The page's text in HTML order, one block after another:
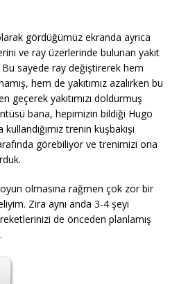
gördüğümüz ekranda ayrıca
ve ray üzerlerinde bulunan yakıt
Bu sayede ray değiştirerek hem
hem de yakıtımız azalırken bu
geçerek yakıtımızı doldurmuş
bana, hepimizin bildiği Hugo
trenin kuşbakışı
görebiliyor ve trenimizi ona
olmasına rağmen çok zor bir
Zira aynı anda 3-4 şeyi
de önceden planlamış